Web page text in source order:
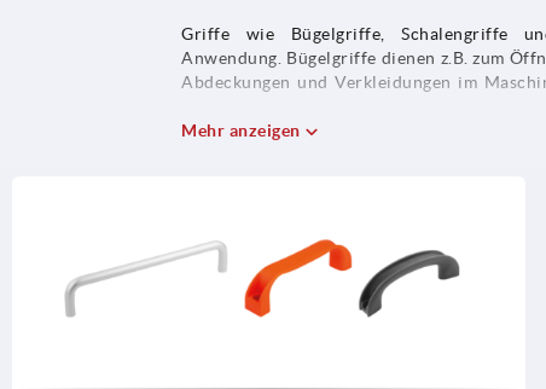
Griffe wie Bügelgriffe, Schalengriffe
Anwendung. Bügelgriffe dienen z.B. zum
Abdeckungen und Verkleidungen im
Mehr anzeigen